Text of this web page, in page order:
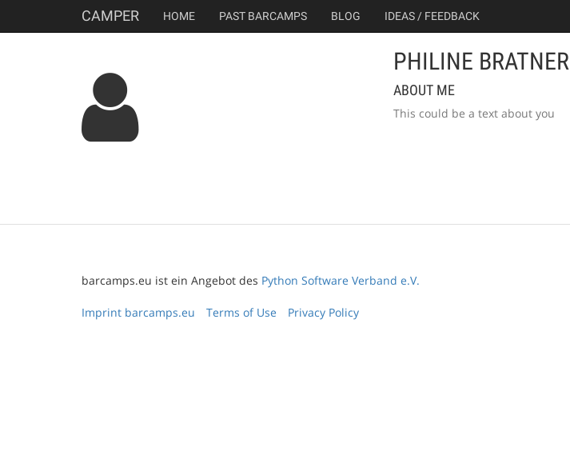
CAMPER HOME PAST BARCAMPS BLOG IDEAS / FEEDBACK
PHILINE BRATNER
ABOUT ME
This could be a text about you
barcamps.eu ist ein Angebot des Python Software Verband e.V.
Imprint barcamps.eu Terms of Use Privacy Policy